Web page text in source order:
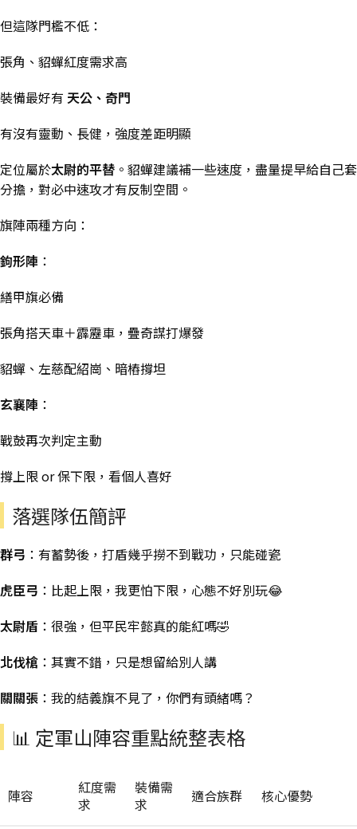
但這隊門檻不低：
張角、貂蟬紅度需求高
裝備最好有 天公、奇門
有沒有靈動、長健，強度差距明顯
定位屬於太尉的平替 。貂蟬建議補一些速度，盡量提早給自己套
分擔，對必中速攻才有反制空間。
旗陣兩種方向：
鉤形陣 ：
繕甲旗必備
張角搭天車＋霹靂車，疊奇謀打爆發
貂蟬、左慈配紹崗、暗樁撐坦
玄襄陣 ：
戰鼓再次判定主動
撐上限 or 保下限，看個人喜好
落選隊伍簡評
群弓 ：有蓄勢後，打盾幾乎撈不到戰功，只能碰瓷
虎臣弓 ：比起上限，我更怕下限，心態不好別玩😂
太尉盾 ：很強，但平民牢懿真的能紅嗎🤣
北伐槍 ：其實不錯，只是想留給別人講
關關張 ：我的結義旗不見了，你們有頭緒嗎？
📊 定軍山陣容重點統整表格
陣容
紅度需
求
裝備需
求
適合族群 核心優勢